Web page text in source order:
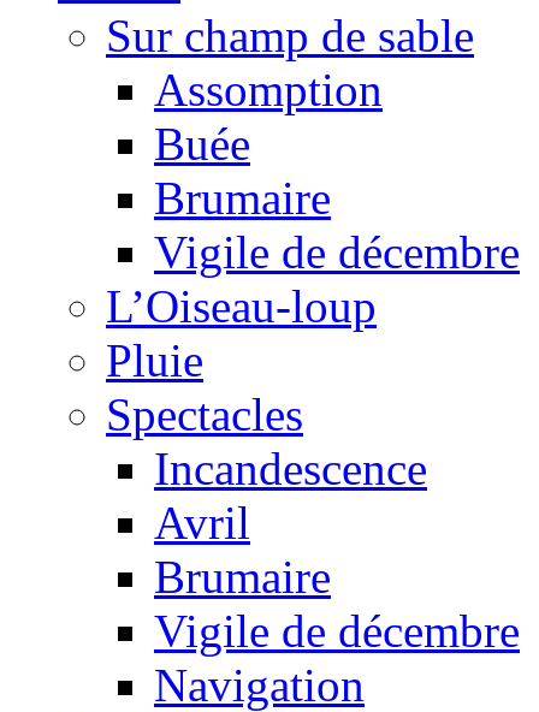
Sur champ de sable
Assomption
Buée
Brumaire
Vigile de décembre
L’Oiseau-loup
Pluie
Spectacles
Incandescence
Avril
Brumaire
Vigile de décembre
Navigation